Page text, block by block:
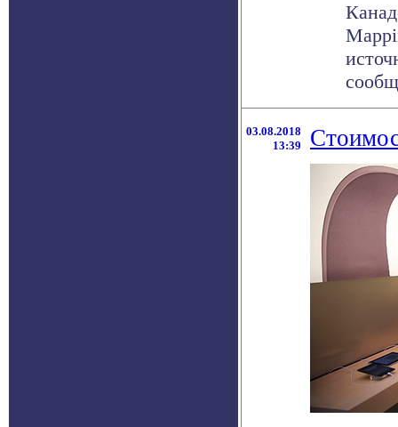
03.08.2018
13:39